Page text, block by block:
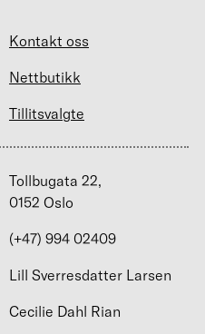
Kontakt oss
Nettbutikk
Tillitsvalgte
Tollbugata 22,
0152 Oslo
(+47) 994 02409
Lill Sverresdatter Larsen
Cecilie Dahl Rian